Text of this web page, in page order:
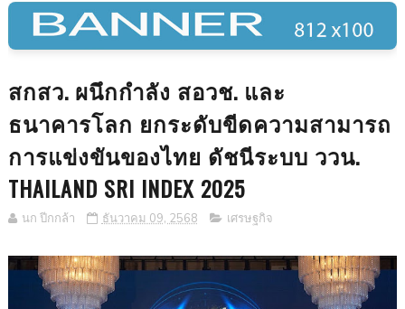
สกสว. ผนึกกำลัง สอวช. และ
ธนาคารโลก ยกระดับขีดความสามารถ
การแข่งขันของไทย ดัชนีระบบ ววน.
THAILAND SRI INDEX 2025
นก ปีกกล้า ธันวาคม 09, 2568 เศรษฐกิจ